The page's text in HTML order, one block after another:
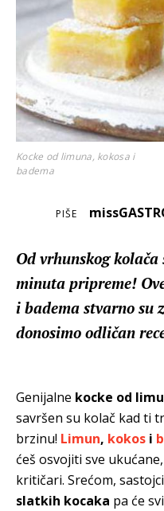
Kocke od limuna, kokosa i
badema
PIŠE
Od vrhunskog
minuta pripreme!
i badema stvarno su
donosimo odličan
Genijalne kocke od
savršen su kolač kad ti
brzinu! Limun, kokos i
ćeš osvojiti sve
kritičari. Srećom,
slatkih kocaka pa će